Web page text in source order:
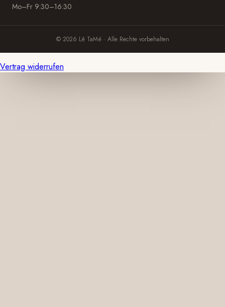
Mo–Fr 9:30–16:30
© 2026 Lê TaMé · Alle Rechte vorbehalten
Vertrag widerrufen